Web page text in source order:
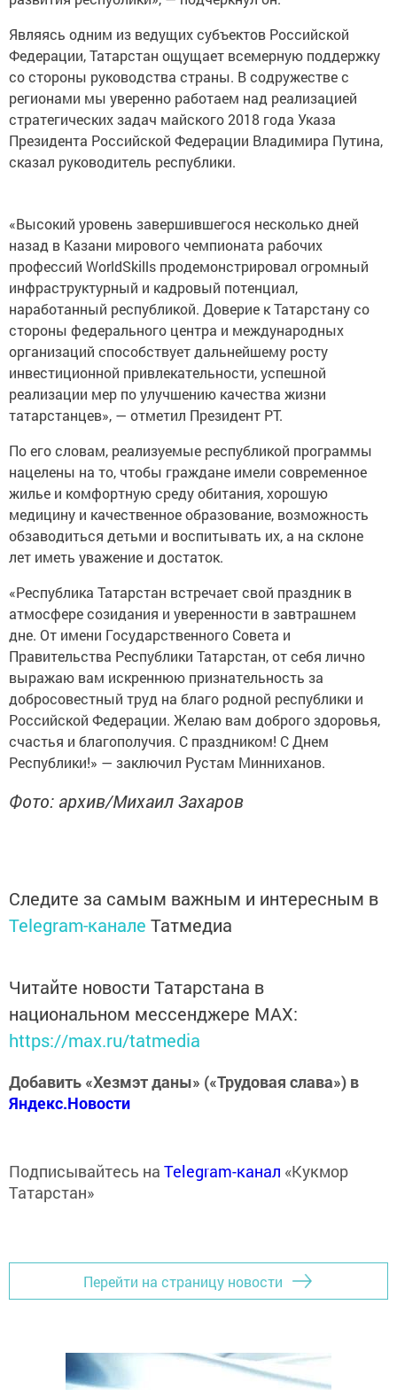
Являясь одним из ведущих субъектов Российской
Федерации, Татарстан ощущает всемерную поддержку
со стороны руководства страны. В содружестве с
регионами мы уверенно работаем над реализацией
стратегических задач майского 2018 года Указа
Президента Российской Федерации Владимира Путина,
сказал руководитель республики.
«Высокий уровень завершившегося несколько дней
назад в Казани мирового чемпионата рабочих
профессий WorldSkills продемонстрировал огромный
инфраструктурный и кадровый потенциал,
наработанный республикой. Доверие к Татарстану со
стороны федерального центра и международных
организаций способствует дальнейшему росту
инвестиционной привлекательности, успешной
реализации мер по улучшению качества жизни
татарстанцев», — отметил Президент РТ.
По его словам, реализуемые республикой программы
нацелены на то, чтобы граждане имели современное
жилье и комфортную среду обитания, хорошую
медицину и качественное образование, возможность
обзаводиться детьми и воспитывать их, а на склоне
лет иметь уважение и достаток.
«Республика Татарстан встречает свой праздник в
атмосфере созидания и уверенности в завтрашнем
дне. От имени Государственного Совета и
Правительства Республики Татарстан, от себя лично
выражаю вам искреннюю признательность за
добросовестный труд на благо родной республики и
Российской Федерации. Желаю вам доброго здоровья,
счастья и благополучия. С праздником! С Днем
Республики!» — заключил Рустам Минниханов.
Фото: архив/Михаил Захаров
Следите за самым важным и интересным в
Telegram-канале Татмедиа
Читайте новости Татарстана в
национальном мессенджере MАХ:
https://max.ru/tatmedia
Добавить «Хезмэт даны» («Трудовая слава») в
Яндекс.Новости
Подписывайтесь на Telegram-канал «Кукмор
Татарстан»
Перейти на страницу новости